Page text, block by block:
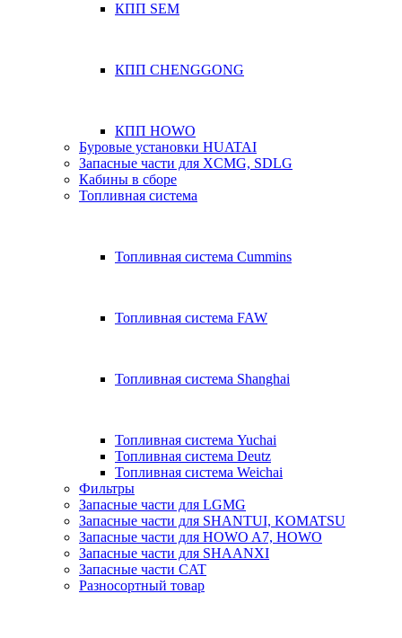
КПП SEM
КПП CHENGGONG
КПП HOWO
Буровые установки HUATAI
Запасные части для XCMG, SDLG
Кабины в сборе
Топливная система
Топливная система Cummins
Топливная система FAW
Топливная система Shanghai
Топливная система Yuchai
Топливная система Deutz
Топливная система Weichai
Фильтры
Запасные части для LGMG
Запасные части для SHANTUI, KOMATSU
Запасные части для HOWO A7, HOWO
Запасные части для SHAANXI
Запасные части CAT
Разносортный товар